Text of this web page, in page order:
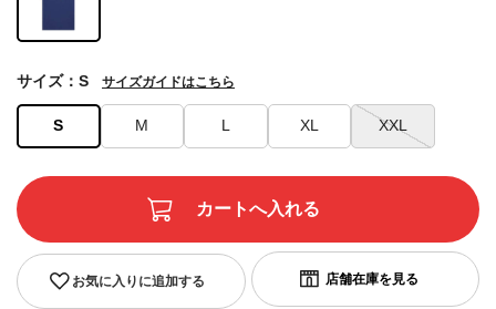
S M L XL XXL
サイズ：S サイズガイドはこちら
お気に入りに追加する